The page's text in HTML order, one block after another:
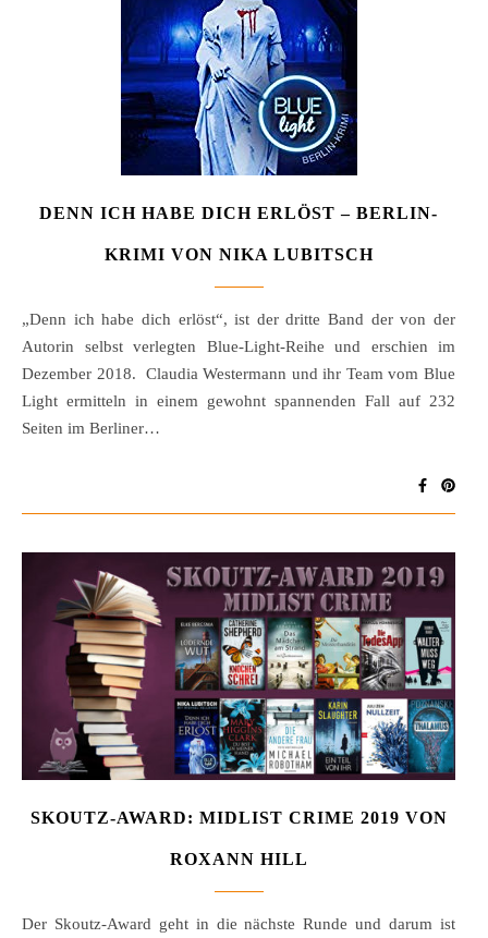
DENN ICH HABE DICH ERLÖST – BERLIN-
KRIMI VON NIKA LUBITSCH
„Denn ich habe dich erlöst“, ist der dritte Band der von der
Autorin selbst verlegten Blue-Light-Reihe und erschien im
Dezember 2018. Claudia Westermann und ihr Team vom Blue
Light ermitteln in einem gewohnt spannenden Fall auf 232
Seiten im Berliner…
SKOUTZ-AWARD: MIDLIST CRIME 2019 VON
ROXANN HILL
Der Skoutz-Award geht in die nächste Runde und darum ist